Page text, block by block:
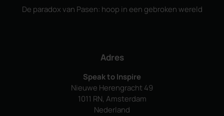
De paradox van Pasen: hoop in een gebroken wereld
Adres
Speak to Inspire
Nieuwe Herengracht 49
1011 RN, Amsterdam
Nederland